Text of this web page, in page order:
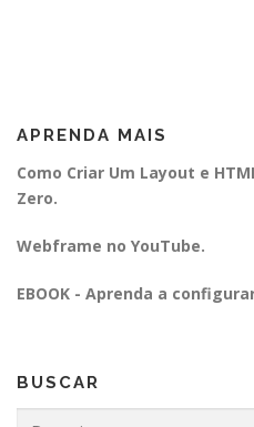
APRENDA MAIS
Como Criar Um Layout e
Zero.
Webframe no YouTube.
EBOOK - Aprenda a
BUSCAR